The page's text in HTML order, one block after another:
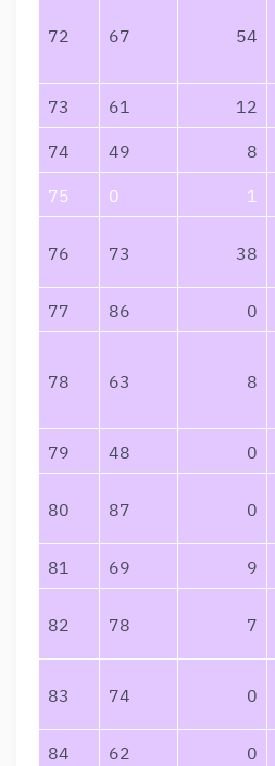
72 67 54
73 61 12
74
49 8
75
0 1
76 73 38
77 86 0
78 63 8
79 48 0
80 87 0
81 69 9
82 78 7
83 74 0
84 62 0